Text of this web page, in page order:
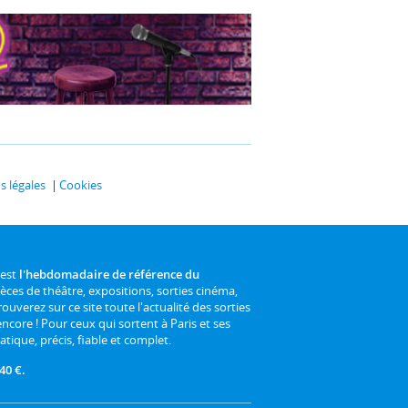
légales Cookies
l'hebdomadaire de référence du
de théâtre, expositions, sorties cinéma,
sur ce site toute l'actualité des sorties
! Pour ceux qui sortent à Paris et ses
précis, fiable et complet.
€.